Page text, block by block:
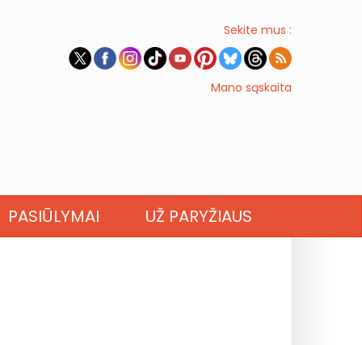
Sekite mus :
Mano sąskaita
PASIŪLYMAI UŽ PARYŽIAUS